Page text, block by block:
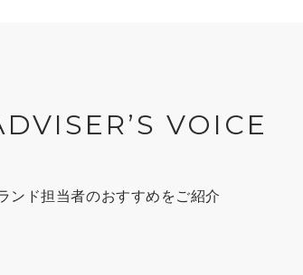
VOICE
ンド担当者のおすすめをご紹介